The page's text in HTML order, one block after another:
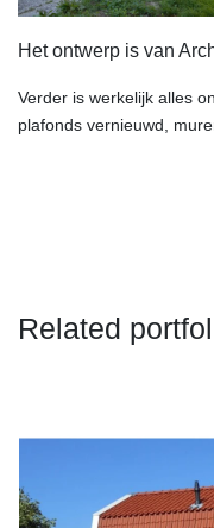
Het ontwerp is van
Verder is werkelijk alles
plafonds vernieuwd,
Related